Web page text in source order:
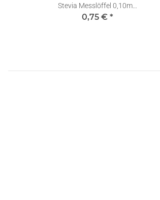
Stevia Messlöffel 0,10ml |
1 Stück
0,75 € *